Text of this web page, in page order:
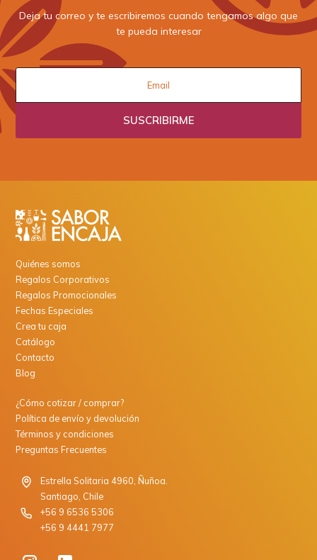
Deja tu correo y te escribiremos cuando tengamos algo que
te pueda interesar
Quiénes somos
Regalos Corporativos
Regalos Promocionales
Fechas Especiales
Crea tu caja
Catálogo
Contacto
Blog
¿Cómo cotizar / comprar?
Política de envío y devolución
Términos y condiciones
Preguntas Frecuentes
Estrella Solitaria 4960, Ñuñoa.
Santiago, Chile
+56 9 6536 5306
+56 9 4441 7977